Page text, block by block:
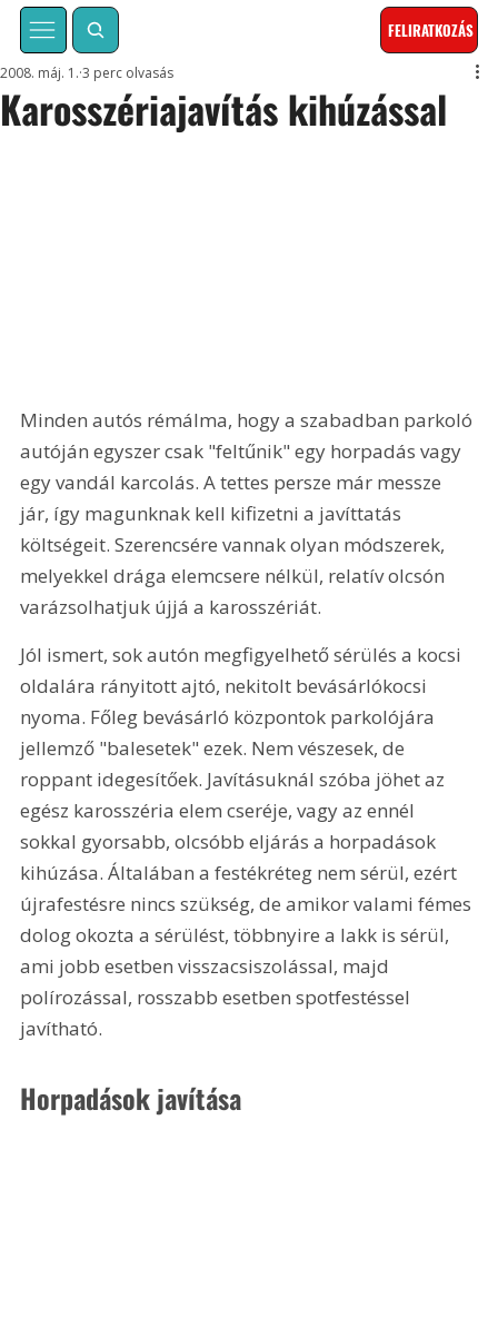
FELIRATKOZÁS
Karosszériajavítás kihúzással
2008. máj. 1. 3 perc olvasás
Minden autós rémálma, hogy a szabadban parkoló
autóján egyszer csak "feltűnik" egy horpadás vagy
egy vandál karcolás. A tettes persze már messze
jár, így magunknak kell kifizetni a javíttatás
költségeit. Szerencsére vannak olyan módszerek,
melyekkel drága elemcsere nélkül, relatív olcsón
varázsolhatjuk újjá a karosszériát.
Jól ismert, sok autón megfigyelhető sérülés a kocsi
oldalára rányitott ajtó, nekitolt bevásárlókocsi
nyoma. Főleg bevásárló központok parkolójára
jellemző "balesetek" ezek. Nem vészesek, de
roppant idegesítőek. Javításuknál szóba jöhet az
egész karosszéria elem cseréje, vagy az ennél
sokkal gyorsabb, olcsóbb eljárás a horpadások
kihúzása. Általában a festékréteg nem sérül, ezért
újrafestésre nincs szükség, de amikor valami fémes
dolog okozta a sérülést, többnyire a lakk is sérül,
ami jobb esetben visszacsiszolással, majd
polírozással, rosszabb esetben spotfestéssel
javítható.
Horpadások javítása